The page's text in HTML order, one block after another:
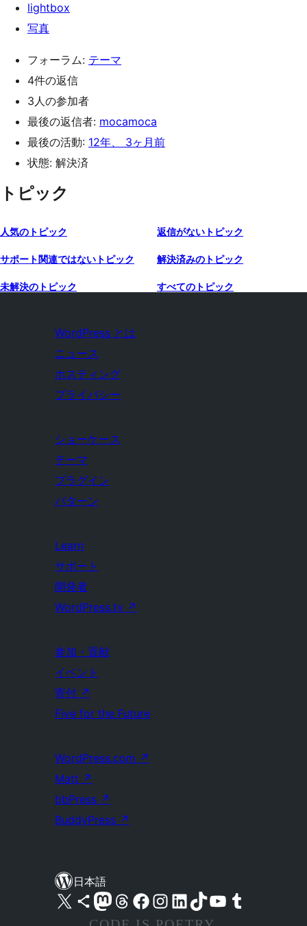
lightbox
写真
フォーラム: テーマ
4件の返信
3人の参加者
最後の返信者: mocamoca
最後の活動: 12年、 3ヶ月前
状態: 解決済
トピック
人気のトピック 返信がないトピック
サポート関連ではないトピック 解決済みのトピック
未解決のトピック すべてのトピック
WordPress とは
ニュース
ホスティング
プライバシー
ショーケース
テーマ
プラグイン
パターン
Learn
サポート
開発者
WordPress.tv ↗
参加・貢献
イベント
寄付 ↗
Five for the Future
WordPress.com ↗
Matt ↗
bbPress ↗
BuddyPress ↗
日本語
X (旧 Twitter) アカウントへ Bluesky アカウントへ Mastodon アカウントへ Threads アカウントへ Facebook ページへ Instagram アカウントへ LinkedIn アカウントへTikTok アカウントへ YouTube チャンネルへ Tumblr アカウントへ